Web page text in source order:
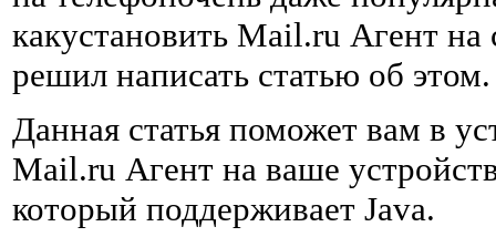
какустановить Mail.ru Агент
решил написать статью об этом.
Данная статья поможет вам в
Mail.ru Агент на ваше
который поддерживает Java.